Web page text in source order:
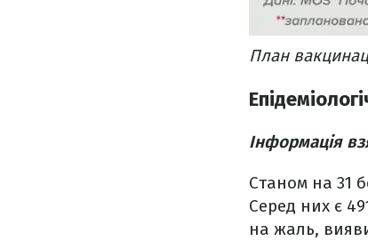
План
Інформація
Станом на 31
Серед них є
на жаль,